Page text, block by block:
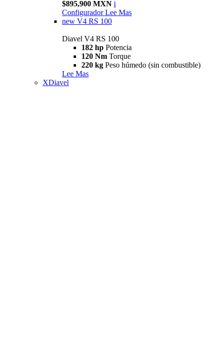
$895,900 MXN i
Configurador Lee Mas
new V4 RS 100
Diavel V4 RS 100
182 hp Potencia
120 Nm Torque
220 kg Peso húmedo (sin combustible)
Lee Mas
XDiavel